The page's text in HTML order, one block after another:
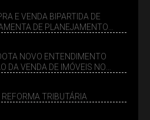
E VENDA BIPARTIDA DE
DE PLANEJAMENTO
NOVO ENTENDIMENTO
DA VENDA DE IMÓVEIS NO
TRIBUTÁRIA